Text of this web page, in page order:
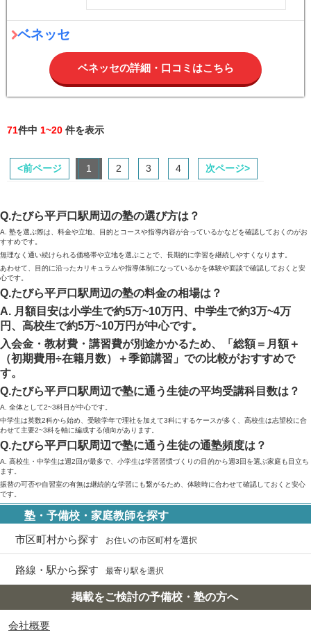
ベネッセ
ベネッセの詳細・口コミはこちら
A. 塾を選ぶ際は、料金や立地、目的とコースや指導内容が合っているかなどを確認しておくのがお
すすめです。
無理なく通い続けられる価格帯や立地を選ぶことで、長期的に学習を継続しやすくなります。
あわせて、目的に沿ったカリキュラムや指導体制になっているかを体験や面談で確認しておくと安
Q.たびら平戸口駅周辺の塾の料金の相場は？
A. 月額目安は小学生で約5万~10万円、中学生で約3万~4万
円、高校生で約5万~10万円が中心です。
入会金・教材費・講習費が別途かかるため、「総額＝月額＋
（初期費用÷在籍月数）＋季節講習」での比較がおすすめで
す。
Q.たびら平戸口駅周辺で塾に通う生徒の平均受講科目数は？
A. 全体として2~3科目が中心です。
中学生は英数2科から始め、受験学年で理社を加えて3科にするケースが多く、高校生は志望校に合
わせて主要2~3科を軸に編成する傾向があります。
Q.たびら平戸口駅周辺で塾に通う生徒の通塾頻度は？
A. 高校生・中学生は週2回が最多で、小学生は学習習慣づくりの目的から週3回を選ぶ家庭も目立ち
ます。
振替の可否や自習室の有無は継続的な学習にも繋がるため、体験時に合わせて確認しておくと安心
です。
塾・予備校・家庭教師を探す
市区町村から探す お住いの市区町村を選択
路線・駅から探す 最寄り駅を選択
掲載をご検討の予備校・塾の方へ
会社概要